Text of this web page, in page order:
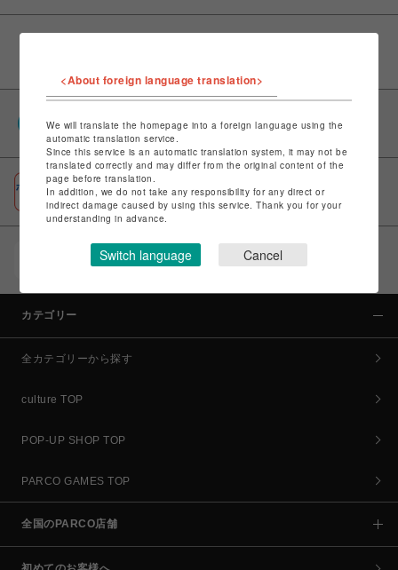
全国のPARCOやONLINE PARCOで貯まる＆使える
ポケパル払い
初回登録＆お買物で最大1,500円分のPARCOポイント進呈
POCKET PARCO（公式アプリ）
コイン＆クーポンでPARCOでのお買い物がオトクに
カテゴリー
全カテゴリーから探す
culture TOP
POP-UP SHOP TOP
PARCO GAMES TOP
全国のPARCO店舗
<About foreign language translation>
We will translate the homepage into a foreign language using the
automatic translation service.
Since this service is an automatic translation system, it may not be
translated correctly and may differ from the original content of the
page before translation.
In addition, we do not take any responsibility for any direct or
indirect damage caused by using this service. Thank you for your
understanding in advance.
Switch language Cancel